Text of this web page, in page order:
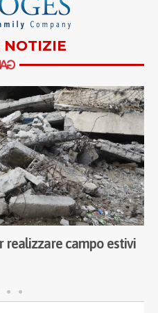
NOTIZIE
tra Fondazione I
la musica incontra gli